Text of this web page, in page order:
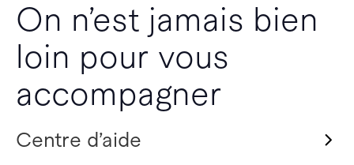
On n’est jamais bien
loin pour vous
accompagner
Centre d’aide